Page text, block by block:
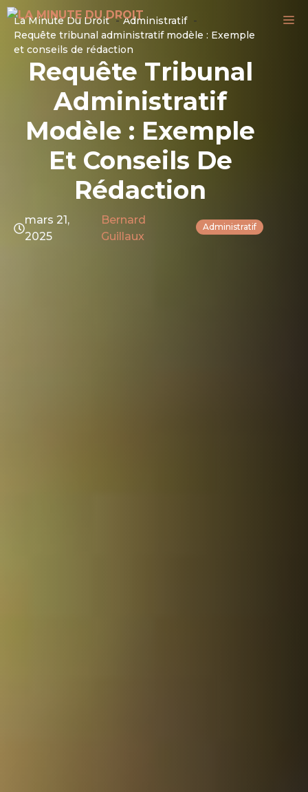
Aller
au
contenu
La Minute Du Droit
Administratif
Requête tribunal administratif modèle : Exemple
et conseils de rédaction
Requête Tribunal
Administratif
Modèle : Exemple
Et Conseils De
Rédaction
mars 21,
2025
Bernard
Guillaux
Administratif